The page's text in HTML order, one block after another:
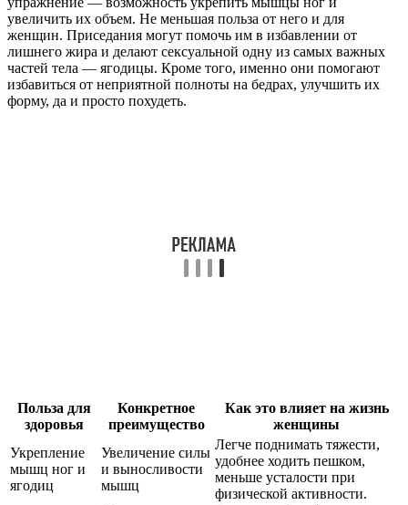
увеличить их объем. Не меньшая польза от него и для
женщин. Приседания могут помочь им в избавлении от
лишнего жира и делают сексуальной одну из самых важных
частей тела — ягодицы. Кроме того, именно они помогают
избавиться от неприятной полноты на бедрах, улучшить их
форму, да и просто похудеть.
Польза для
здоровья
Конкретное
преимущество
Как это влияет на жизнь
женщины
Укрепление
мышц ног и
ягодиц
Увеличение силы
и выносливости
мышц
Легче поднимать тяжести,
удобнее ходить пешком,
меньше усталости при
физической активности.